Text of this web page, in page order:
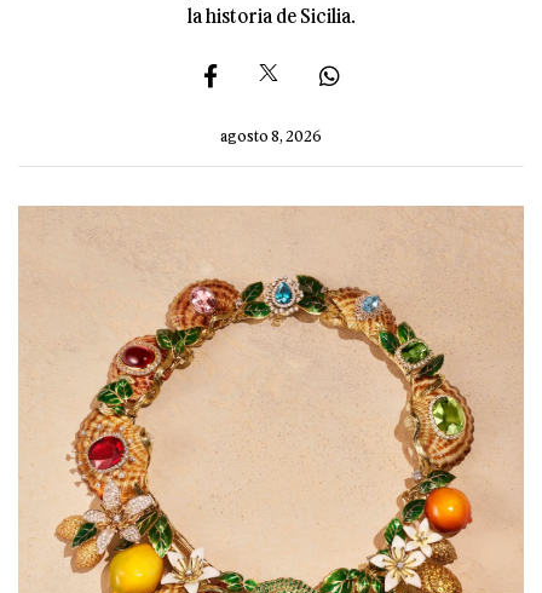
la historia de Sicilia.
agosto 8, 2026